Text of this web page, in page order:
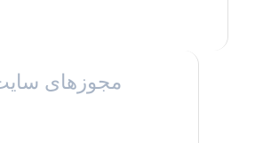
مجوزهای سایت